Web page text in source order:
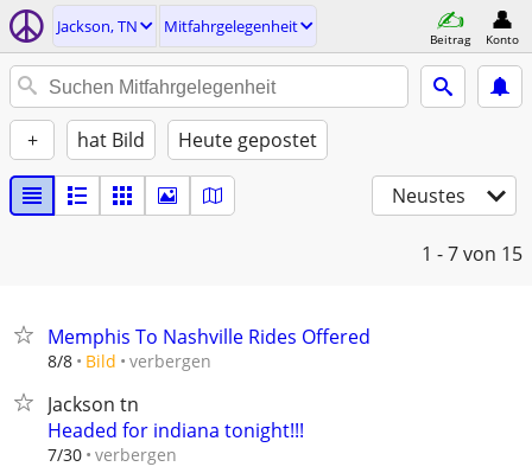
Jackson, TN Mitfahrgelegenheit
Beitrag Konto
+ hat Bild Heute gepostet
Neustes
1 - 7von 15
Memphis To Nashville Rides Offered
8/8 Bild verbergen
Jackson tn
Headed for indiana tonight!!!
7/30 verbergen